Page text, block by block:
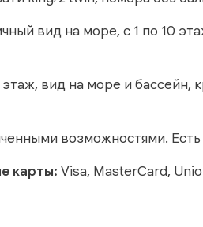
вид на море, с 1 по 10
этаж, вид на море и бассейн,
возможностями.
карты: Visa, MasterCard,